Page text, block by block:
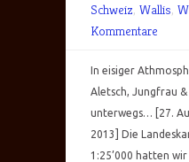
Schweiz, Wallis,
Kommentare
In eisiger
Aletsch, Jungfrau
unterwegs… [27.
2013] Die
1:25’000 hatten